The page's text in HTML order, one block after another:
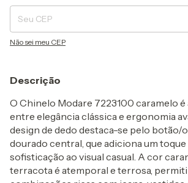
Não sei meu CEP
Descrição
O Chinelo Modare 7223100 caramelo é
entre elegância clássica e ergonomia
design de dedo destaca-se pelo botão/
dourado central, que adiciona um toque
sofisticação ao visual casual. A cor
terracota é atemporal e terrosa,